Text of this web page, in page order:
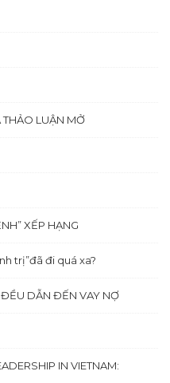
THẢO LUẬN MỞ
XẾP HẠNG
trị”đã đi quá xa?
DẪN ĐẾN VAY NỢ
IN VIETNAM: